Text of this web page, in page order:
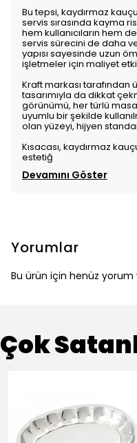
Bu tepsi, kaydırmaz
servis sırasında kayma
hem kullanıcıların hem
servis sürecini de daha
yapısı sayesinde uzun
işletmeler için maliyet
Kraft markası tarafından
tasarımıyla da dikkat
görünümü, her türlü
uyumlu bir şekilde
olan yüzeyi, hijyen
Kısacası, kaydırmaz
estetiğ
Devamını Göster
Yorumlar
Bu ürün için henüz yorum
Çok